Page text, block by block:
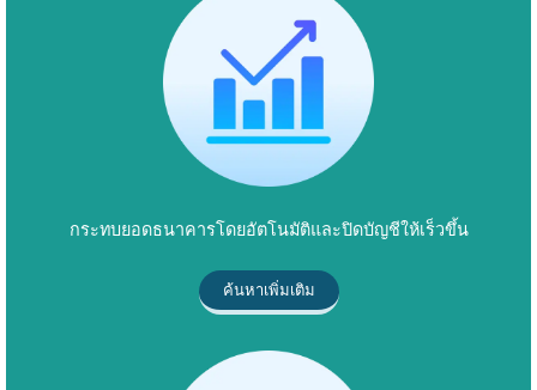
กระทบยอดธนาคารโดยอัตโนมัติและปิดบัญชีให้เร็วขึ้น
ค้นหาเพิ่มเติม